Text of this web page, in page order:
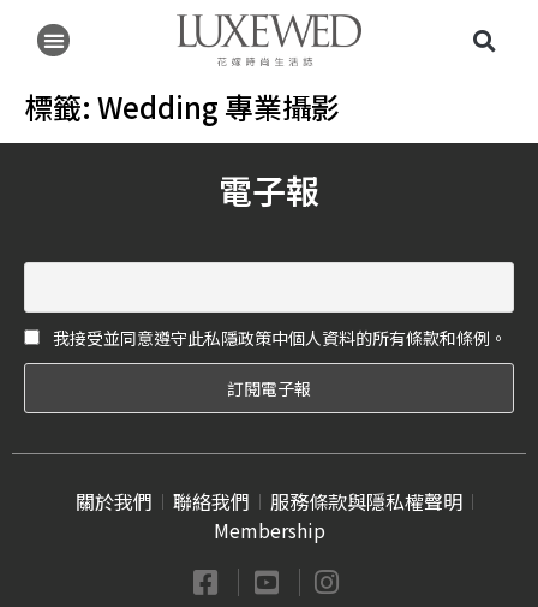
標籤: Wedding 專業攝影
電子報
我接受並同意遵守此私隱政策中個人資料的所有條款和條例。
關於我們 聯絡我們
服務條款與隱私權聲明
Membership